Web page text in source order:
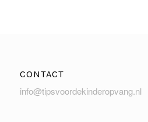
CONTACT
info@tipsvoordekinderopvang.nl